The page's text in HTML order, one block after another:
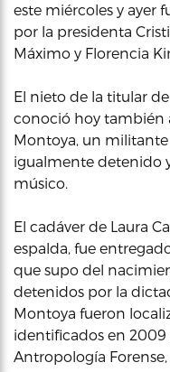
este miércoles y ayer
por la presidenta
Máximo y Florencia
El nieto de la titular
conoció hoy también
Montoya, un
igualmente detenido
músico.
El cadáver de Laura
espalda, fue
que supo del
detenidos por la
Montoya fueron
identificados en
Antropología Forense,